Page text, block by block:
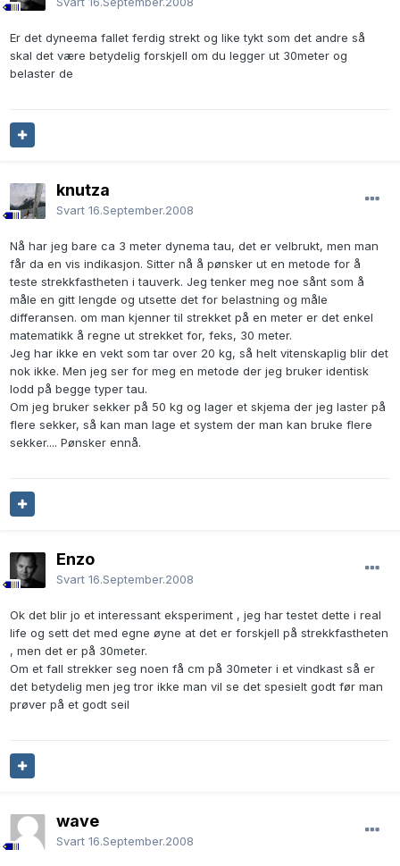
Er det dyneema fallet ferdig strekt og like tykt som det andre så
skal det være betydelig forskjell om du legger ut 30meter og
belaster de
knutza
Svart 16.September.2008
Nå har jeg bare ca 3 meter dynema tau, det er velbrukt, men man
får da en vis indikasjon. Sitter nå å pønsker ut en metode for å
teste strekkfastheten i tauverk. Jeg tenker meg noe sånt som å
måle en gitt lengde og utsette det for belastning og måle
differansen. om man kjenner til strekket på en meter er det enkel
matematikk å regne ut strekket for, feks, 30 meter.
Jeg har ikke en vekt som tar over 20 kg, så helt vitenskaplig blir det
nok ikke. Men jeg ser for meg en metode der jeg bruker identisk
lodd på begge typer tau.
Om jeg bruker sekker på 50 kg og lager et skjema der jeg laster på
flere sekker, så kan man lage et system der man kan bruke flere
sekker.... Pønsker ennå.
Enzo
Svart 16.September.2008
Ok det blir jo et interessant eksperiment , jeg har testet dette i real
life og sett det med egne øyne at det er forskjell på strekkfastheten
, men det er på 30meter.
Om et fall strekker seg noen få cm på 30meter i et vindkast så er
det betydelig men jeg tror ikke man vil se det spesielt godt før man
prøver på et godt seil
wave
Svart 16.September.2008